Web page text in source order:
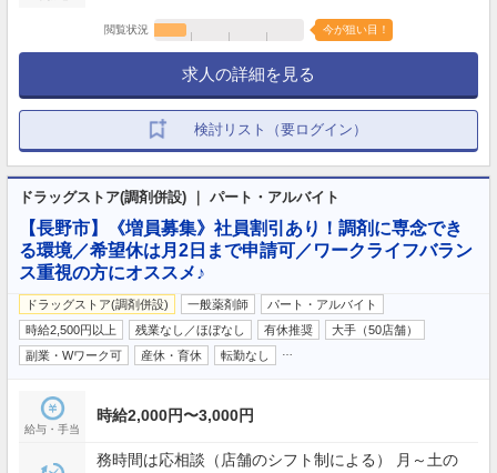
閲覧状況 今が狙い目！
求人の詳細を見る
検討リスト（要ログイン）
ドラッグストア(調剤併設) ｜ パート・アルバイト
【長野市】《増員募集》社員割引あり！調剤に専念でき
る環境／希望休は月2日まで申請可／ワークライフバラン
ス重視の方にオススメ♪
ドラッグストア(調剤併設) 一般薬剤師
パート・アルバイト
時給2,500円以上
残業なし／ほぼなし 有休推奨
大手（50店舗）
副業・Wワーク可
産休・育休 転勤なし
給与・手当
時給2,000円〜3,000円
務時間は応相談（店舗のシフト制による） 月～土の